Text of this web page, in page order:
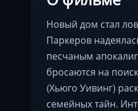
Новый дом стал
Паркеров
песчаным
бросаются на
(Хьюго Уивинг)
семейных тайн.